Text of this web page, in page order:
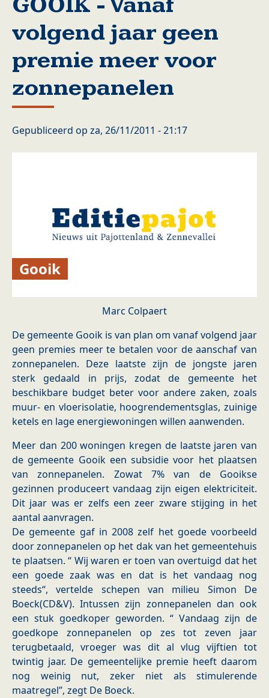
volgend jaar geen
premie meer voor
zonnepanelen
Gepubliceerd op za, 26/11/2011 - 21:17
Gooik
Marc Colpaert
De gemeente Gooik is van plan om vanaf volgend jaar
geen premies meer te betalen voor de aanschaf van
zonnepanelen. Deze laatste zijn de jongste jaren
sterk gedaald in prijs, zodat de gemeente het
beschikbare budget beter voor andere zaken, zoals
muur- en vloerisolatie, hoogrendementsglas, zuinige
ketels en lage energiewoningen willen aanwenden.
Meer dan 200 woningen kregen de laatste jaren van
de gemeente Gooik een subsidie voor het plaatsen
van zonnepanelen. Zowat 7% van de Gooikse
gezinnen produceert vandaag zijn eigen elektriciteit.
Dit jaar was er zelfs een zeer zware stijging in het
aantal aanvragen.
De gemeente gaf in 2008 zelf het goede voorbeeld
door zonnepanelen op het dak van het gemeentehuis
te plaatsen. “ Wij waren er toen van overtuigd dat het
een goede zaak was en dat is het vandaag nog
steeds“, vertelde schepen van milieu Simon De
Boeck(CD&V). Intussen zijn zonnepanelen dan ook
een stuk goedkoper geworden. “ Vandaag zijn de
goedkope zonnepanelen op zes tot zeven jaar
terugbetaald, vroeger was dit al vlug vijftien tot
twintig jaar. De gemeentelijke premie heeft daarom
nog weinig nut, zeker niet als stimulerende
maatregel”, zegt De Boeck.